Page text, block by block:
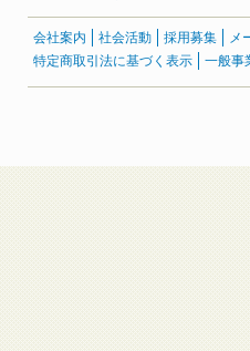
会社案内 社会活動 採用募集 メ
特定商取引法に基づく表示
一般事